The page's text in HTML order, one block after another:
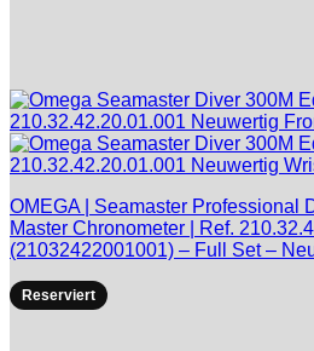
OMEGA | Seamaster Professional
Master Chronometer | Ref.
(21032422001001) – Full Set –
Reserviert